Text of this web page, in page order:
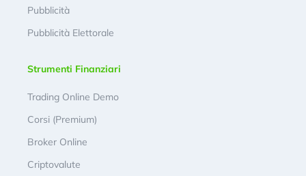
Pubblicità
Pubblicità Elettorale
Strumenti Finanziari
Trading Online Demo
Corsi (Premium)
Broker Online
Criptovalute